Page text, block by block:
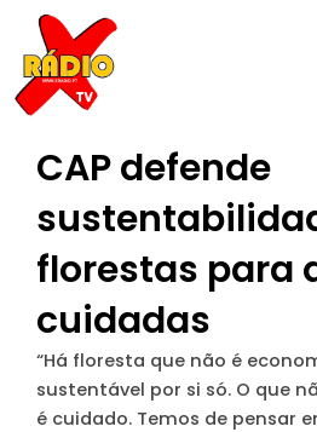
content
CAP defende
florestas para
cuidadas
“Há floresta que não é
sustentável por si só. O que
é cuidado. Temos de pensar